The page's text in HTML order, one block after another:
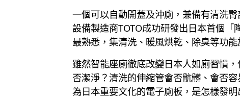
一個可以自動開蓋及沖廁，兼備有清洗
設備製造商TOTO成功研發出日本首個
最熟悉，集清洗、暖風烘乾、除臭等功
雖然智能座廁徹底改變日本人如廁習慣
否潔淨？清洗的伸縮管會否骯髒、會否
為日本重要文化的電子廁板，是怎樣發明